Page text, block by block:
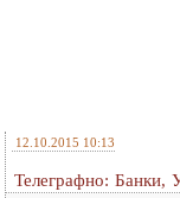
12.10.2015 10:13
Телеграфно: Банки,